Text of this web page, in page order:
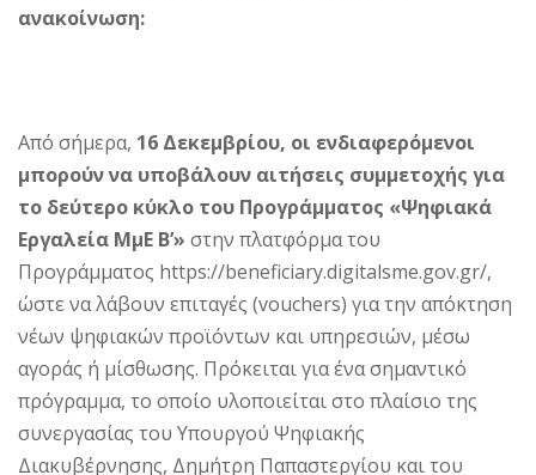
ανακοίνωση:
Από σήμερα, 16 Δεκεμβρίου, οι ενδιαφερόμενοι
μπορούν να υποβάλουν αιτήσεις συμμετοχής για
το δεύτερο κύκλο του Προγράμματος «Ψηφιακά
Εργαλεία ΜμΕ Β’» στην πλατφόρμα του
Προγράμματος https://beneficiary.digitalsme.gov.gr/,
ώστε να λάβουν επιταγές (vouchers) για την απόκτηση
νέων ψηφιακών προϊόντων και υπηρεσιών, μέσω
αγοράς ή μίσθωσης. Πρόκειται για ένα σημαντικό
πρόγραμμα, το οποίο υλοποιείται στο πλαίσιο της
συνεργασίας του Υπουργού Ψηφιακής
Διακυβέρνησης, Δημήτρη Παπαστεργίου και του